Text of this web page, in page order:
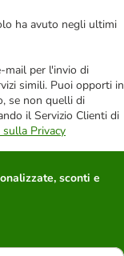
ha avuto negli ultimi
mail per l'invio di
simili. Puoi opporti in
se non quelli di
il Servizio Clienti di
Privacy
sconti e